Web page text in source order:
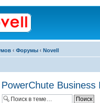
‹ Форумы ‹ Novell
Business